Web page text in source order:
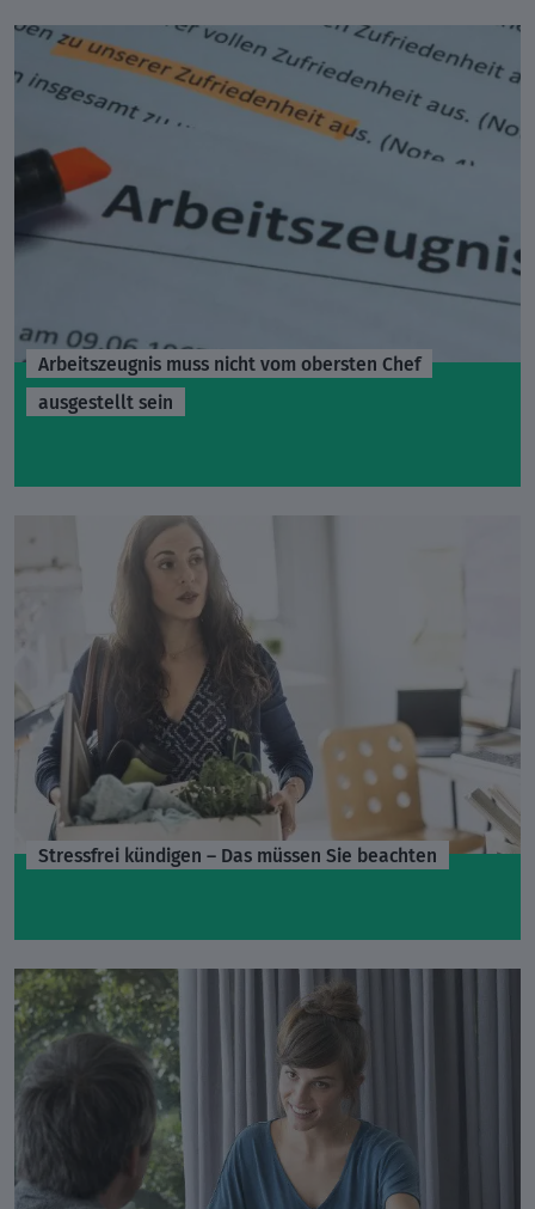
Arbeitszeugnis muss nicht vom obersten Chef
ausgestellt sein
Stressfrei kündigen – Das müssen Sie beachten